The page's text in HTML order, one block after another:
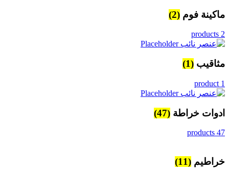
ماكينة فوم (2)
2 products
مثاقيب (1)
1 product
ادوات خراطة (47)
47 products
خراطيم (11)